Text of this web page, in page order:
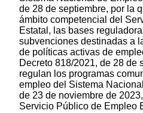
de 28 de septiembre, por la
ámbito competencial del
Estatal, las bases
subvenciones destinadas a
de políticas activas de
Decreto 818/2021, de 28 de
regulan los programas
empleo del Sistema
de 23 de noviembre de
Servicio Público de Empleo